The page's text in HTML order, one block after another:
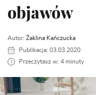
objawów
Autor: Żaklina Kańczucka
Publikacja: 03.03.2020
Przeczytasz w: 4 minuty